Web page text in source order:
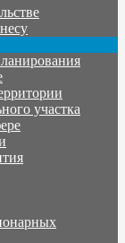
участка